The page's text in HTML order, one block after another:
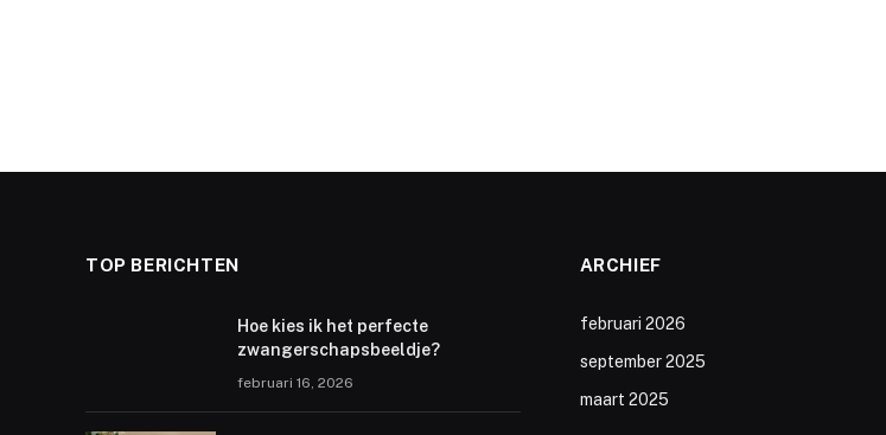
TOP BERICHTEN
Hoe kies ik het perfecte
zwangerschapsbeeldje?
februari 16, 2026
ARCHIEF
februari 2026
september 2025
maart 2025